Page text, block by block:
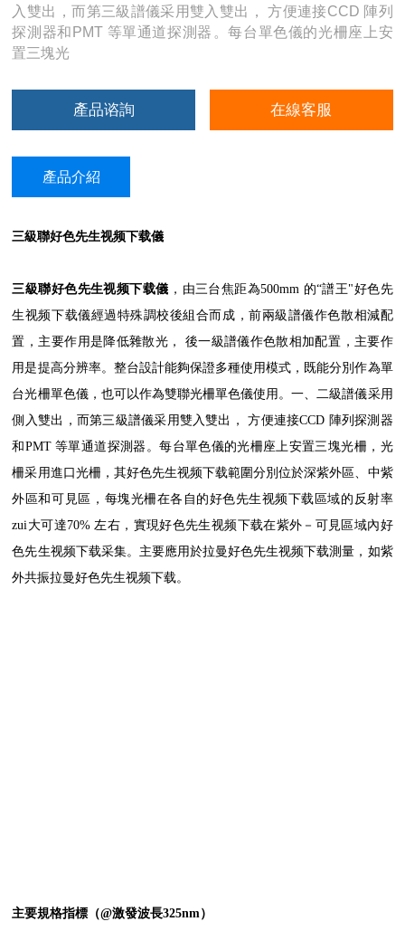
入雙出，而第三級譜儀采用雙入雙出， 方便連接CCD 陣列
探測器和PMT 等單通道探測器。每台單色儀的光柵座上安
置三塊光
產品谘詢 在線客服
產品介紹
三級聯好色先生视频下载儀
三級聯好色先生视频下载儀 ，由三台焦距為500mm 的“譜王"好色先
生视频下载儀經過特殊調校後組合而成，前兩級譜儀作色散相減配
置，主要作用是降低雜散光， 後一級譜儀作色散相加配置，主要作
用是提高分辨率。整台設計能夠保證多種使用模式，既能分別作為單
台光柵單色儀，也可以作為雙聯光柵單色儀使用。一、二級譜儀采用
側入雙出，而第三級譜儀采用雙入雙出， 方便連接CCD 陣列探測器
和PMT 等單通道探測器。每台單色儀的光柵座上安置三塊光柵，光
柵采用進口光柵，其好色先生视频下载範圍分別位於深紫外區、中紫
外區和可見區，每塊光柵在各自的好色先生视频下载區域的反射率
zui大可達70% 左右，實現好色先生视频下载在紫外－可見區域內好
色先生视频下载采集。主要應用於拉曼好色先生视频下载測量，如紫
外共振拉曼好色先生视频下载。
主要規格指標（@激發波長325nm）